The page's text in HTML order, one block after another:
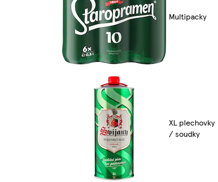
Multipacky
XL plechovky
/ soudky